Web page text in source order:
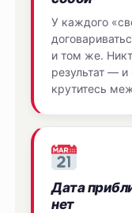
У каждого
и том же.
результат —
крутитесь
Дата
нет